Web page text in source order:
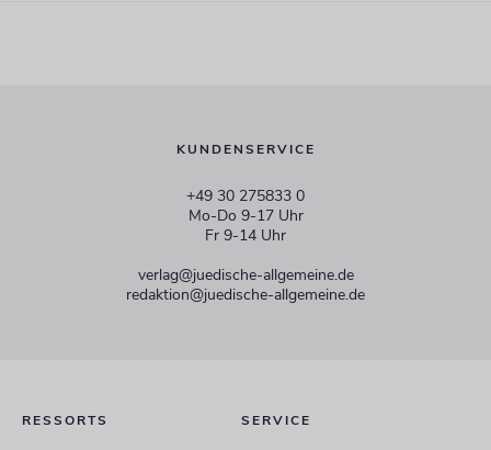
KUNDENSERVICE
+49 30 275833 0
Mo-Do 9-17 Uhr
Fr 9-14 Uhr
verlag@juedische-allgemeine.de
redaktion@juedische-allgemeine.de
RESSORTS SERVICE